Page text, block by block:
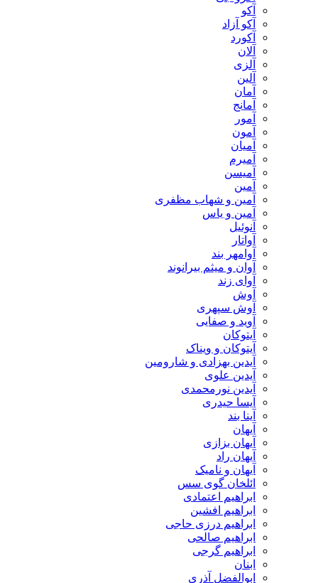
آکو
آکو آزاد
آکورد
آلان
آلزی
آلین
آمان
آمانج
آمور
آمون
آمیان
آمیرم
آمیسن
آمین
آمین و شهاب مظفری
آمین و یاس
آنوئیل
آواتار
آوامهر بند
آوان و میثم بیرانوند
آوای زند
آوش
آوش سپهری
آوید و صفایی
آیتوکان
آیتوکان و ویناک
آیدین بهزادی و شارومین
آیدین علوی
آیدین نورمحمدی
آیسا حیدری
آینا بند
آیهان
آیهان بزازی
آیهان راد
آیهان و نامیک
ائلخان گوی سس
ابراهیم اعتمادی
ابراهیم افشین
ابراهیم درزی حاجی
ابراهیم صالحی
ابراهیم گرجی
ابنان
ابوالفضل آذری